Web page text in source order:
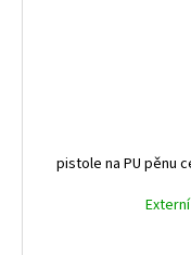
pistole na PU pěnu